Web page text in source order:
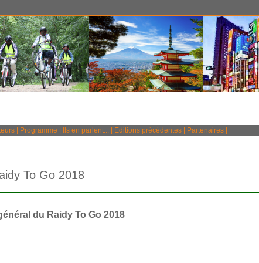
Programme Ils en parlent... Editions précédentes Partenaires
To Go 2018
du Raidy To Go 2018